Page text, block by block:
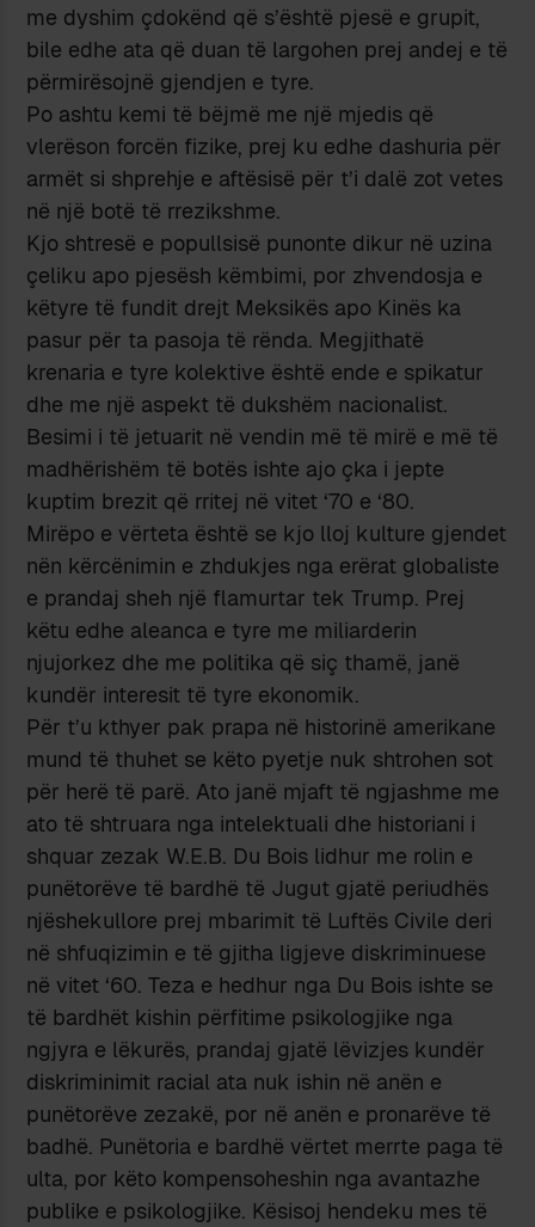
me dyshim çdokënd që s’është pjesë e grupit,
bile edhe ata që duan të largohen prej andej e të
përmirësojnë gjendjen e tyre.
Po ashtu kemi të bëjmë me një mjedis që
vlerëson forcën fizike, prej ku edhe dashuria për
armët si shprehje e aftësisë për t’i dalë zot vetes
në një botë të rrezikshme.
Kjo shtresë e popullsisë punonte dikur në uzina
çeliku apo pjesësh këmbimi, por zhvendosja e
këtyre të fundit drejt Meksikës apo Kinës ka
pasur për ta pasoja të rënda. Megjithatë
krenaria e tyre kolektive është ende e spikatur
dhe me një aspekt të dukshëm nacionalist.
Besimi i të jetuarit në vendin më të mirë e më të
madhërishëm të botës ishte ajo çka i jepte
kuptim brezit që rritej në vitet ‘70 e ‘80.
Mirëpo e vërteta është se kjo lloj kulture gjendet
nën kërcënimin e zhdukjes nga erërat globaliste
e prandaj sheh një flamurtar tek Trump. Prej
këtu edhe aleanca e tyre me miliarderin
njujorkez dhe me politika që siç thamë, janë
kundër interesit të tyre ekonomik.
Për t’u kthyer pak prapa në historinë amerikane
mund të thuhet se këto pyetje nuk shtrohen sot
për herë të parë. Ato janë mjaft të ngjashme me
ato të shtruara nga intelektuali dhe historiani i
shquar zezak W.E.B. Du Bois lidhur me rolin e
punëtorëve të bardhë të Jugut gjatë periudhës
njëshekullore prej mbarimit të Luftës Civile deri
në shfuqizimin e të gjitha ligjeve diskriminuese
në vitet ‘60. Teza e hedhur nga Du Bois ishte se
të bardhët kishin përfitime psikologjike nga
ngjyra e lëkurës, prandaj gjatë lëvizjes kundër
diskriminimit racial ata nuk ishin në anën e
punëtorëve zezakë, por në anën e pronarëve të
badhë. Punëtoria e bardhë vërtet merrte paga të
ulta, por këto kompensoheshin nga avantazhe
publike e psikologjike. Kësisoj hendeku mes të